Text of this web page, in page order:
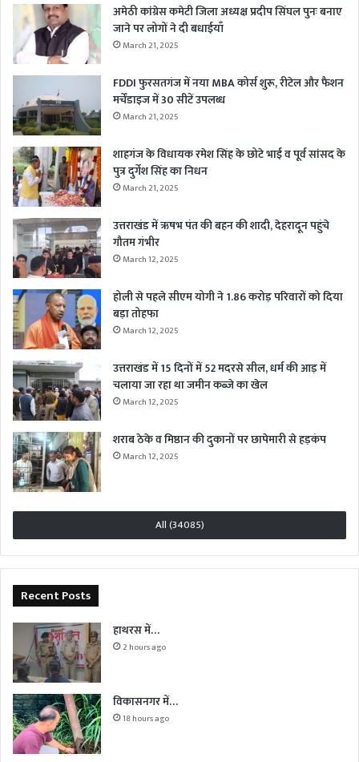
अमेठी कांग्रेस कमेटी जिला अध्यक्ष प्रदीप सिंघल पुनः बनाए
जाने पर लोगों ने दी बधाईयाँ
March 21, 2025
FDDI फुरसतगंज में नया MBA कोर्स शुरू, रीटेल और फैशन
मर्चेंडाइज में 30 सीटें उपलब्ध
March 21, 2025
शाहगंज के विधायक रमेश सिंह के छोटे भाई व पूर्व सांसद के
पुत्र दुर्गेश सिंह का निधन
March 21, 2025
उत्तराखंड में ऋषभ पंत की बहन की शादी, देहरादून पहुंचे
गौतम गंभीर
March 12, 2025
होली से पहले सीएम योगी ने 1.86 करोड़ परिवारों को दिया
बड़ा तोहफा
March 12, 2025
उत्तराखंड में 15 दिनों में 52 मदरसे सील, धर्म की आड़ में
चलाया जा रहा था जमीन कब्जे का खेल
March 12, 2025
शराब ठेके व मिष्ठान की दुकानों पर छापेमारी से हड़कंप
March 12, 2025
All (34085)
Recent Posts
हाथरस में…
2 hours ago
विकासनगर में…
18 hours ago